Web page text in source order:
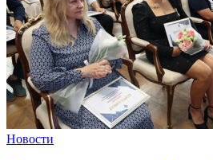
Новости